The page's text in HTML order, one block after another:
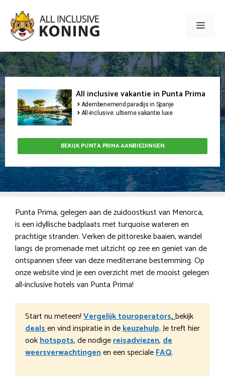
naar
inhoud
Menu
All inclusive vakantie in Punta Prima
Adembenemend paradijs in Spanje
All-inclusive: ultieme vakantie luxe
BEKIJK PUNTA PRIMA AANBIEDINGEN
Punta Prima, gelegen aan de zuidoostkust van Menorca,
is een idyllische badplaats met turquoise wateren en
prachtige stranden. Verken de pittoreske baaien, wandel
langs de promenade met uitzicht op zee en geniet van de
ontspannen sfeer van deze mediterrane bestemming. Op
onze website vind je een overzicht met de mooist gelegen
all-inclusive hotels van Punta Prima!
Start nu meteen!Vergelijk touroperators,bekijk
dealsen vind inspiratie in dekeuzehulp. Je treft hier
ookhotspots, de nodigereisadviezen,de
weersverwachtingenen een specialeFAQ.